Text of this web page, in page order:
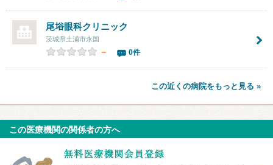
尾﨏眼科クリニック
茨城県土浦市永国
－ 0件
この近くの病院をもっと見る »
この医療機関の関係者の方へ